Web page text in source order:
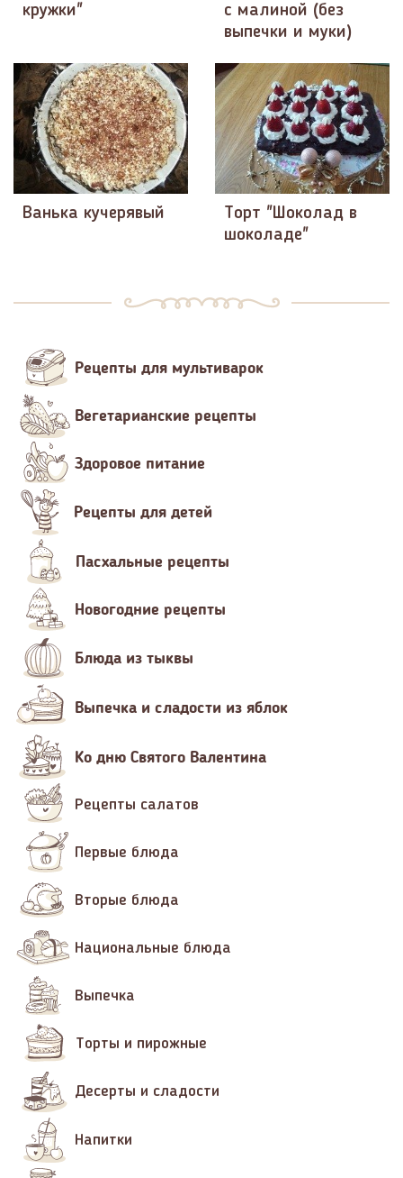
кружки"
с малиной (без
выпечки и муки)
Ванька кучерявый
Торт "Шоколад в
шоколаде"
Рецепты для мультиварок
Вегетарианские рецепты
Здоровое питание
Рецепты для детей
Пасхальные рецепты
Новогодние рецепты
Блюда из тыквы
Выпечка и сладости из яблок
Ко дню Святого Валентина
Рецепты салатов
Первые блюда
Вторые блюда
Национальные блюда
Выпечка
Торты и пирожные
Десерты и сладости
Напитки